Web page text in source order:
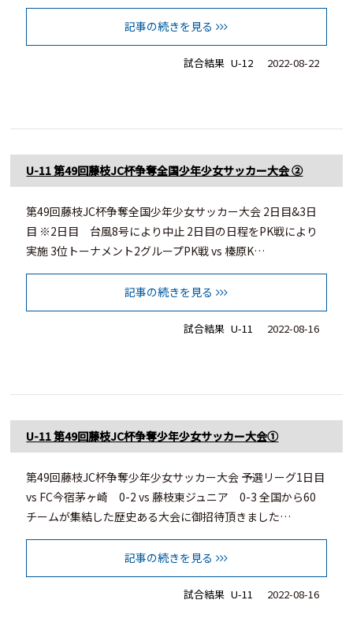
記事の続きを見る
試合結果 U-12 2022-08-22
U-11 第49回藤枝JC杯争奪全国少年少女サッカー大会 ②
第49回藤枝JC杯争奪全国少年少女サッカー大会 2日目&3日
目 ※2日目 台風8号により中止 2日目の日程をPK戦により
実施 3位トーナメント2グループPK戦 vs 榛原K…
記事の続きを見る
試合結果 U-11 2022-08-16
U-11 第49回藤枝JC杯争奪少年少女サッカー大会①
第49回藤枝JC杯争奪少年少女サッカー大会 予選リーグ1日目
vs FC今宿茅ヶ崎 0-2 vs 藤枝東ジュニア 0-3 全国から60
チームが集結した歴史ある大会に御招待頂きました…
記事の続きを見る
試合結果 U-11 2022-08-16